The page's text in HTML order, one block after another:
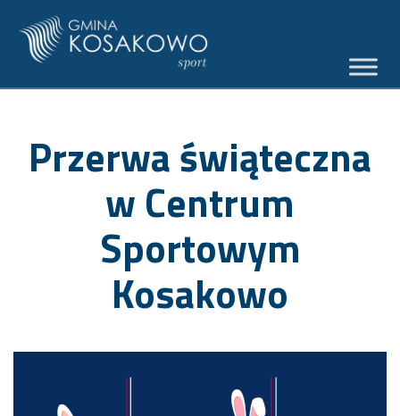
Przerwa świąteczna
w Centrum
Sportowym
Kosakowo